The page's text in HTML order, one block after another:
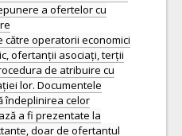
a ofertelor cu
către operatorii economici
ofertanții asociați, terții
de atribuire cu
lor. Documentele
îndeplinirea celor
a fi prezentate la
doar de ofertantul